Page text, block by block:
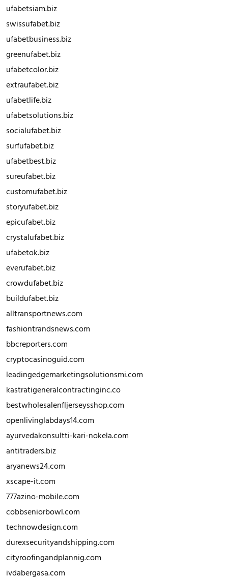
ufabetsiam.biz
swissufabet.biz
ufabetbusiness.biz
greenufabet.biz
ufabetcolor.biz
extraufabet.biz
ufabetlife.biz
ufabetsolutions.biz
socialufabet.biz
surfufabet.biz
ufabetbest.biz
sureufabet.biz
customufabet.biz
storyufabet.biz
epicufabet.biz
crystalufabet.biz
ufabetok.biz
everufabet.biz
crowdufabet.biz
buildufabet.biz
alltransportnews.com
fashiontrandsnews.com
bbcreporters.com
cryptocasinoguid.com
leadingedgemarketingsolutionsmi.com
kastratigeneralcontractinginc.co
bestwholesalenfljerseysshop.com
openlivinglabdays14.com
ayurvedakonsultti-kari-nokela.com
antitraders.biz
aryanews24.com
xscape-it.com
777azino-mobile.com
cobbseniorbowl.com
technowdesign.com
durexsecurityandshipping.com
cityroofingandplannig.com
ivdabergasa.com